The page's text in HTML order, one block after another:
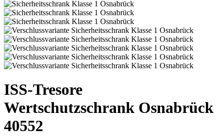
ISS-Tresore
Wertschutzschrank Osnabrück
40552